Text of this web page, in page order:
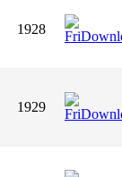
1928
1929